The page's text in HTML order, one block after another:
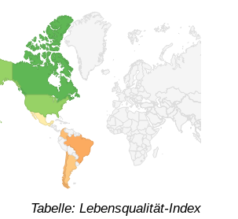
Tabelle: Lebensqualität-Index
(aktuell)
nach Land